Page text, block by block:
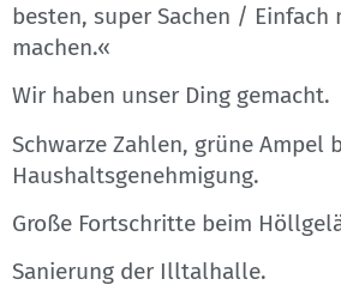
besten, super Sachen / Einfach
machen.«
Wir haben unser Ding gemacht.
Schwarze Zahlen, grüne Ampel
Haushaltsgenehmigung.
Große Fortschritte beim
Sanierung der Illtalhalle.